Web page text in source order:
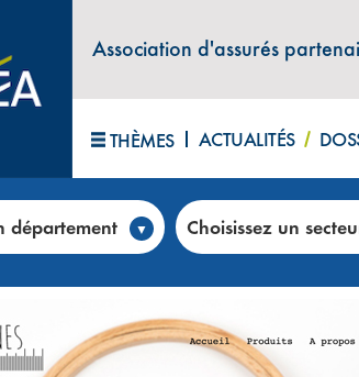
Association d'assurés
THÈMES ACTUALITÉS
département Choisissez un
LES AMANDINES – Atelier de couture